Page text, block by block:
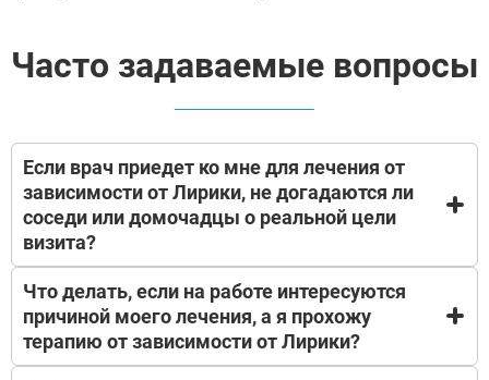
Часто задаваемые вопросы
Если врач приедет ко мне для лечения от
зависимости от Лирики, не догадаются ли
соседи или домочадцы о реальной цели
визита?
Мы понимаем, насколько важно остаться
незамеченным. Наша бригада приезжает в
гражданской одежде, на автомобиле без
опознавательных знаков и медицинской
Что делать, если на работе интересуются
причиной моего лечения, а я прохожу
терапию от зависимости от Лирики?